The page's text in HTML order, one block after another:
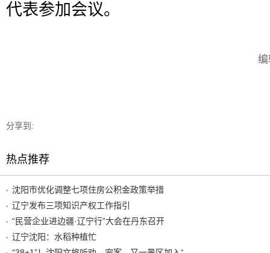
代表参加会议。
分享到:
热点推荐
沈阳市优化调整七项住房公积金政策举措
辽宁发布三项知识产权工作指引
“民营企业进边疆·辽宁行”大会在丹东召开
辽宁沈阳：水稻种植忙